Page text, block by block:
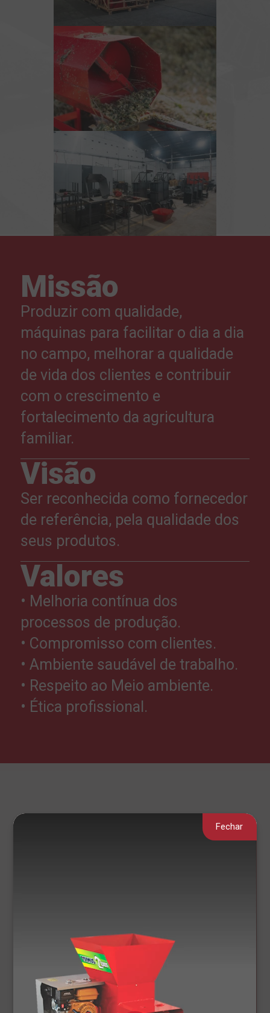
Fechar
Missão
Produzir com qualidade,
máquinas para facilitar o dia a dia
no campo, melhorar a qualidade
de vida dos clientes e contribuir
com o crescimento e
fortalecimento da agricultura
familiar.
Visão
Ser reconhecida como fornecedor
de referência, pela qualidade dos
seus produtos.
Valores
• Melhoria contínua dos
processos de produção.
• Compromisso com clientes.
• Ambiente saudável de trabalho.
• Respeito ao Meio ambiente.
• Ética profissional.